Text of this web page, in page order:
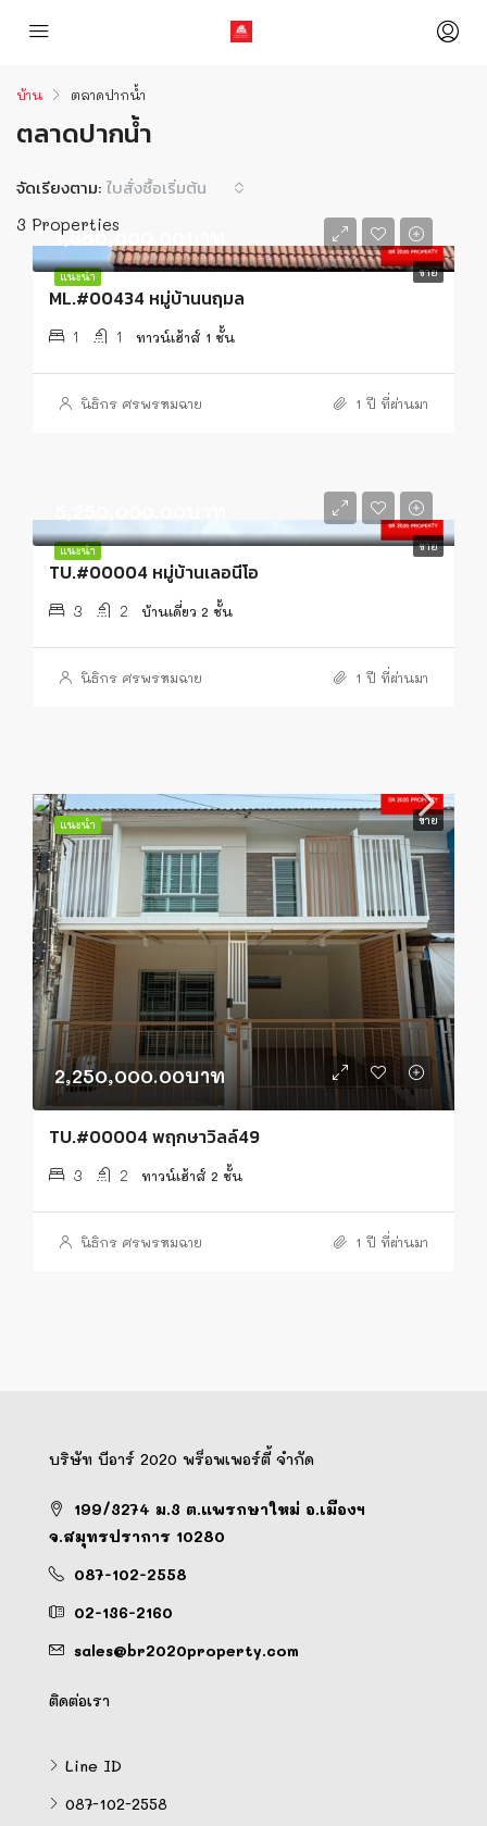
บ้าน ตลาดปากน้ำ
ตลาดปากน้ำ
3 Properties
จัดเรียงตาม: ใบสั่งซื้อเริ่มต้น
แนะนำ ขาย
1,380,000.00บาท
ML.#00434 หมู่บ้านนฤมล
1 1 ทาวน์เฮ้าส์ 1 ชั้น
นิธิกร ศรพรหมฉาย 1 ปี ที่ผ่านมา
แนะนำ ขาย
TU.#00004 หมู่บ้านเลอนีโอ
3 2 บ้านเดี่ยว 2 ชั้น
นิธิกร ศรพรหมฉาย 1 ปี ที่ผ่านมา
แนะนำ ขาย
2,250,000.00บาท
TU.#00004 พฤกษาวิลล์49
3 2 ทาวน์เฮ้าส์ 2 ชั้น
นิธิกร ศรพรหมฉาย 1 ปี ที่ผ่านมา
บริษัท บีอาร์ 2020 พร็อพเพอร์ตี้ จำกัด
199/3274 ม.3 ต.แพรกษาใหม่ อ.เมืองฯ
จ.สมุทรปราการ 10280
087-102-2558
02-136-2160
sales@br2020property.com
ติดต่อเรา
Line ID
087-102-2558